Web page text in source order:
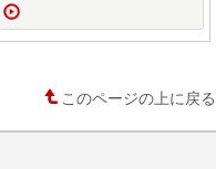
このページの上に戻る